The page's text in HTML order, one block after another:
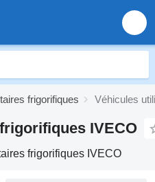
frigorifiques Véhicules
IVECO
frigorifiques IVECO